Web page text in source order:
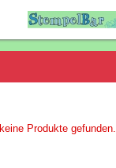
Produkte gefunden.